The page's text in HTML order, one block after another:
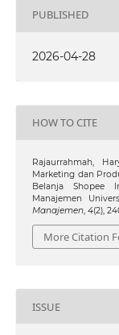
PUBLISHED
2026-04-28
HOW TO CITE
Rajaurrahmah,
Marketing dan
Belanja Shopee
Manajemen
Manajemen, 4(2),
More Citation
ISSUE